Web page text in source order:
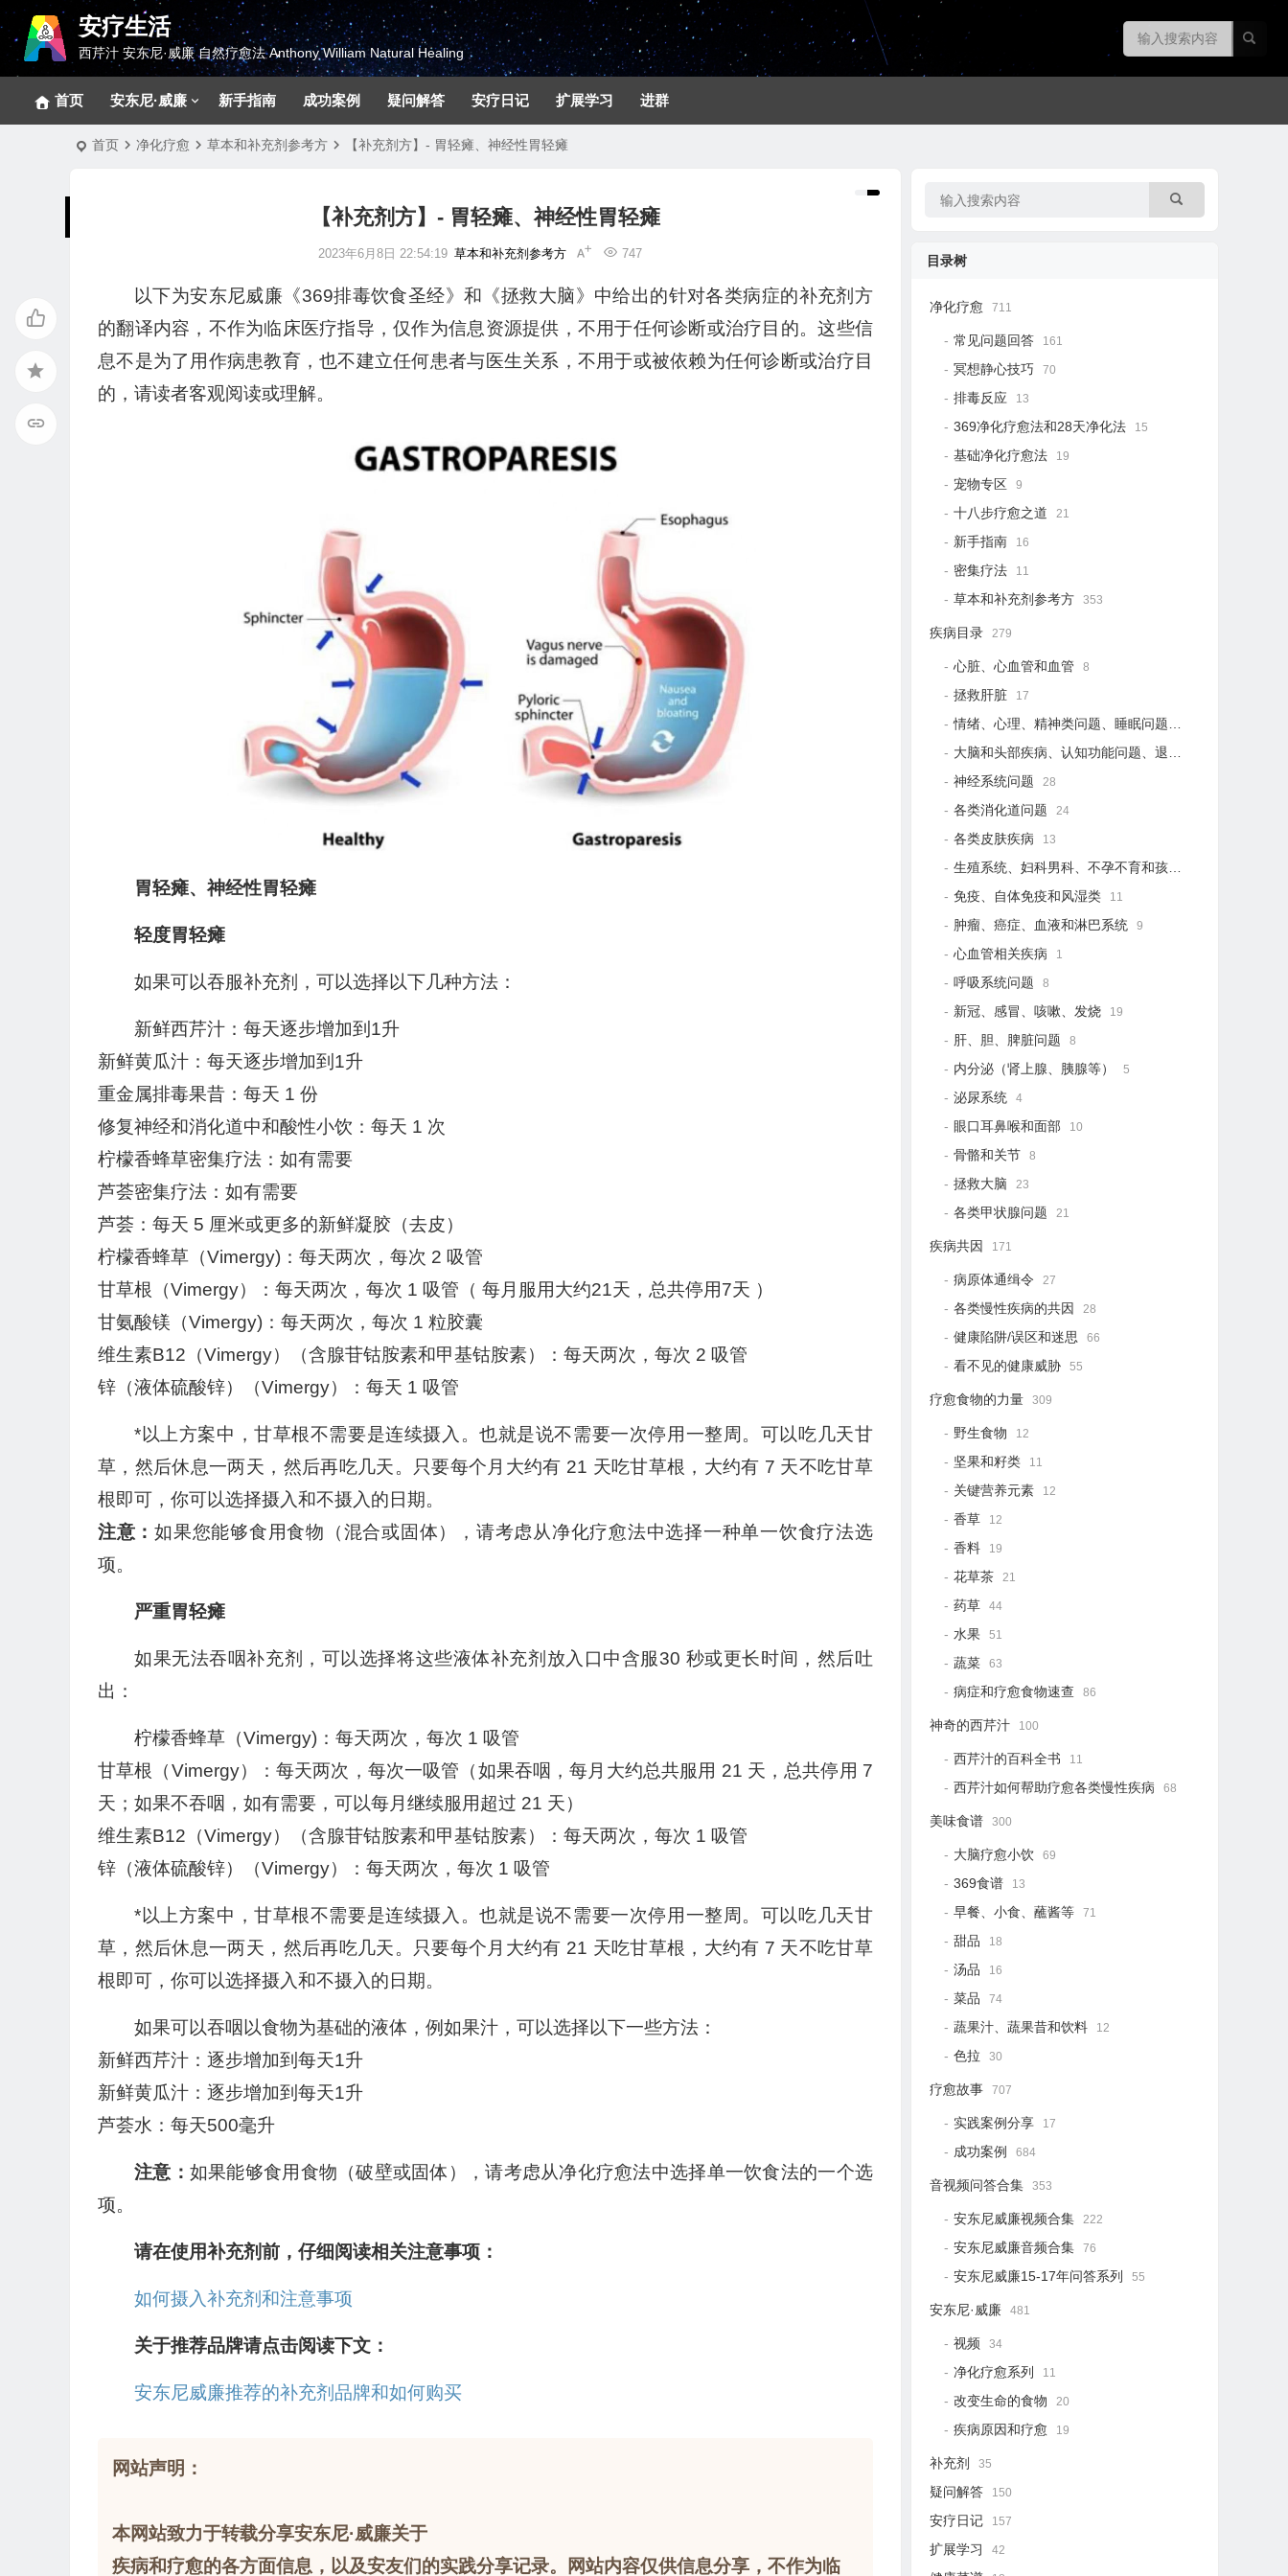
安疗生活
西芹汁 安东尼·威廉 自然疗愈法 Anthony William Natural Healing
首页 安东尼·威廉 新手指南 成功案例 疑问解答 安疗日记 扩展学习 进群
首页 净化疗愈 草本和补充剂参考方 【补充剂方】- 胃轻瘫、神经性胃轻瘫
【补充剂方】- 胃轻瘫、神经性胃轻瘫
2023年6月8日 22:54:19 草本和补充剂参考方 747
以下为安东尼威廉《369排毒饮食圣经》和《拯救大脑》中给出的针对各类病症的补充剂方
的翻译内容，不作为临床医疗指导，仅作为信息资源提供，不用于任何诊断或治疗目的。这些信
息不是为了用作病患教育，也不建立任何患者与医生关系，不用于或被依赖为任何诊断或治疗目
的，请读者客观阅读或理解。
胃轻瘫、神经性胃轻瘫
轻度胃轻瘫
如果可以吞服补充剂，可以选择以下几种方法：
新鲜西芹汁：每天逐步增加到1升
新鲜黄瓜汁：每天逐步增加到1升
重金属排毒果昔：每天 1 份
修复神经和消化道中和酸性小饮：每天 1 次
柠檬香蜂草密集疗法：如有需要
芦荟密集疗法：如有需要
芦荟：每天 5 厘米或更多的新鲜凝胶（去皮）
柠檬香蜂草（Vimergy)：每天两次，每次 2 吸管
甘草根（Vimergy）：每天两次，每次 1 吸管（ 每月服用大约21天，总共停用7天 ）
甘氨酸镁（Vimergy)：每天两次，每次 1 粒胶囊
维生素B12（Vimergy）（含腺苷钴胺素和甲基钴胺素）：每天两次，每次 2 吸管
锌（液体硫酸锌）（Vimergy）：每天 1 吸管
*以上方案中，甘草根不需要是连续摄入。也就是说不需要一次停用一整周。可以吃几天甘
草，然后休息一两天，然后再吃几天。只要每个月大约有 21 天吃甘草根，大约有 7 天不吃甘草
根即可，你可以选择摄入和不摄入的日期。
注意：如果您能够食用食物（混合或固体），请考虑从净化疗愈法中选择一种单一饮食疗法选
项。
严重胃轻瘫
如果无法吞咽补充剂，可以选择将这些液体补充剂放入口中含服30 秒或更长时间，然后吐
出：
柠檬香蜂草（Vimergy)：每天两次，每次 1 吸管
甘草根（Vimergy）：每天两次，每次一吸管（如果吞咽，每月大约总共服用 21 天，总共停用 7
天；如果不吞咽，如有需要，可以每月继续服用超过 21 天）
维生素B12（Vimergy）（含腺苷钴胺素和甲基钴胺素）：每天两次，每次 1 吸管
锌（液体硫酸锌）（Vimergy）：每天两次，每次 1 吸管
*以上方案中，甘草根不需要是连续摄入。也就是说不需要一次停用一整周。可以吃几天甘
草，然后休息一两天，然后再吃几天。只要每个月大约有 21 天吃甘草根，大约有 7 天不吃甘草
根即可，你可以选择摄入和不摄入的日期。
如果可以吞咽以食物为基础的液体，例如果汁，可以选择以下一些方法：
新鲜西芹汁：逐步增加到每天1升
新鲜黄瓜汁：逐步增加到每天1升
芦荟水：每天500毫升
注意： 如果能够食用食物（破壁或固体），请考虑从净化疗愈法中选择单一饮食法的一个选
项。
请在使用补充剂前，仔细阅读相关注意事项：
如何摄入补充剂和注意事项
关于推荐品牌请点击阅读下文：
安东尼威廉推荐的补充剂品牌和如何购买
网站声明：
本网站致力于转载分享安东尼·威廉关于
疾病和疗愈的各方面信息，以及安友们的实践分享记录。网站内容仅供信息分享，不作为临
目录树
净化疗愈 711
常见问题回答 161
冥想静心技巧 70
排毒反应 13
369净化疗愈法和28天净化法 15
基础净化疗愈法 19
宠物专区 9
十八步疗愈之道 21
新手指南 16
密集疗法 11
草本和补充剂参考方 353
疾病目录 279
心脏、心血管和血管 8
拯救肝脏 17
情绪、心理、精神类问题、睡眠问题 18
大脑和头部疾病、认知功能问题、退行性疾病
神经系统问题 28
各类消化道问题 24
各类皮肤疾病 13
生殖系统、妇科男科、不孕不育和孩子健康
免疫、自体免疫和风湿类 11
肿瘤、癌症、血液和淋巴系统 9
心血管相关疾病 1
呼吸系统问题 8
新冠、感冒、咳嗽、发烧 19
肝、胆、脾脏问题 8
内分泌（肾上腺、胰腺等） 5
泌尿系统 4
眼口耳鼻喉和面部 10
骨骼和关节 8
拯救大脑 23
各类甲状腺问题 21
疾病共因 171
病原体通缉令 27
各类慢性疾病的共因 28
健康陷阱/误区和迷思 66
看不见的健康威胁 55
疗愈食物的力量 309
野生食物 12
坚果和籽类 11
关键营养元素 12
香草 12
香料 19
花草茶 21
药草 44
水果 51
蔬菜 63
病症和疗愈食物速查 86
神奇的西芹汁 100
西芹汁的百科全书 11
西芹汁如何帮助疗愈各类慢性疾病 68
美味食谱 300
大脑疗愈小饮 69
369食谱 13
早餐、小食、蘸酱等 71
甜品 18
汤品 16
菜品 74
蔬果汁、蔬果昔和饮料 12
色拉 30
疗愈故事 707
实践案例分享 17
成功案例 684
音视频问答合集 353
安东尼威廉视频合集 222
安东尼威廉音频合集 76
安东尼威廉15-17年问答系列 55
安东尼·威廉 481
视频 34
净化疗愈系列 11
改变生命的食物 20
疾病原因和疗愈 19
补充剂 35
疑问解答 150
安疗日记 157
扩展学习 42